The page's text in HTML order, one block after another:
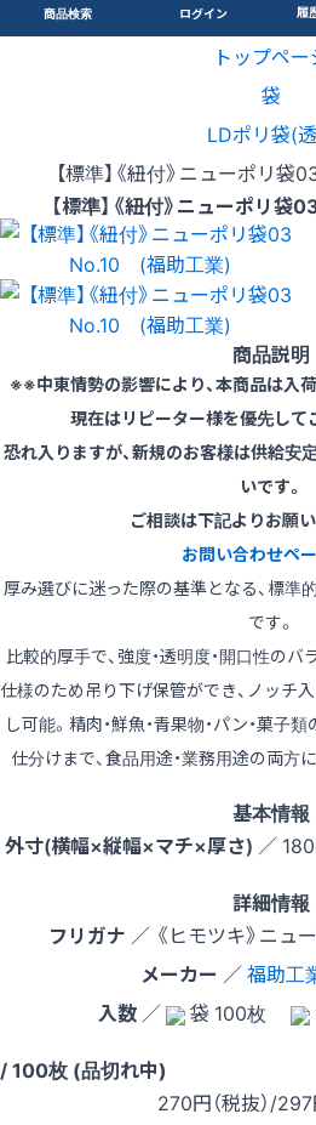
商品検索 ログイン 履
トップペー
袋
LDポリ袋(
【標準】《紐付》ニューポリ
【標準】《紐付》ニューポリ
商品説明
※※中東情勢の影響により、本商品は入
現在はリピーター様を優先して
恐れ入りますが、新規のお客様は供給安
いです。
ご相談は下記よりお願い
お問い合わせペ
厚み選びに迷った際の基準となる、標準
です。
比較的厚手で、強度・透明度・開口性の
仕様のため吊り下げ保管ができ、ノッチ
し可能。精肉・鮮魚・青果物・パン・菓子
仕分けまで、食品用途・業務用途の両方
基本情報
外寸(横幅×縦幅×マチ×厚さ) ／
詳細情報
フリガナ ／ 《ヒモツキ》ニュ
メーカー ／福助工
入数 ／ 袋 100枚
100枚 (品切れ中)
270円（税抜）/297